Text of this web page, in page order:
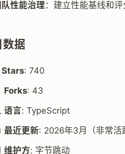
队性能治理：建立性能基线和
数据
Stars: 740
Forks: 43
语言: TypeScript
最近更新: 2026年3月（非常活
维护方: 字节跳动